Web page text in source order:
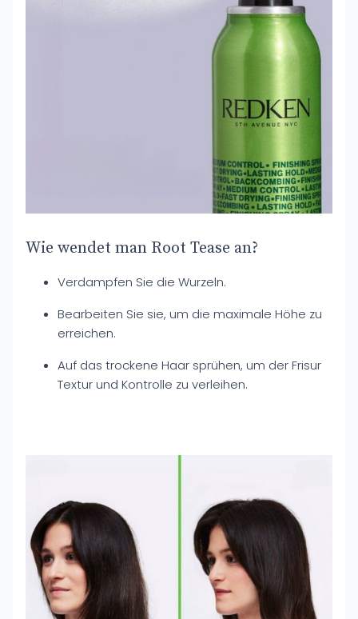
Wie wendet man Root Tease an?
Verdampfen Sie die Wurzeln.
Bearbeiten Sie sie, um die maximale Höhe zu
erreichen.
Auf das trockene Haar sprühen, um der Frisur
Textur und Kontrolle zu verleihen.